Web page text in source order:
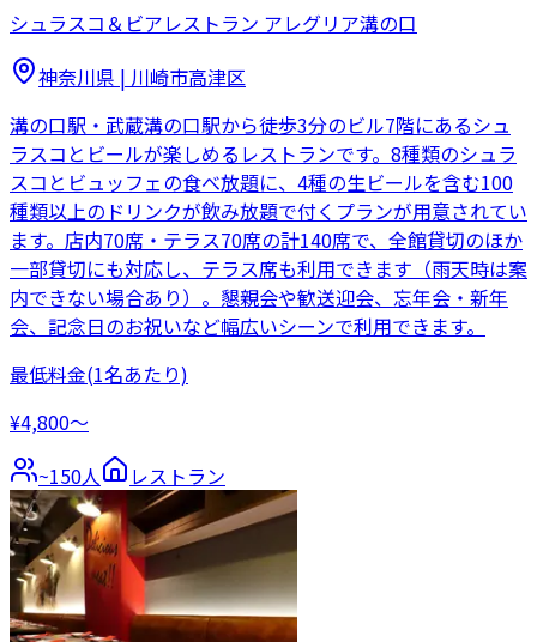
シュラスコ＆ビアレストラン アレグリア溝の口
神奈川県 | 川崎市高津区
溝の口駅・武蔵溝の口駅から徒歩3分のビル7階にあるシュ
ラスコとビールが楽しめるレストランです。8種類のシュラ
スコとビュッフェの食べ放題に、4種の生ビールを含む100
種類以上のドリンクが飲み放題で付くプランが用意されてい
ます。店内70席・テラス70席の計140席で、全館貸切のほか
一部貸切にも対応し、テラス席も利用できます（雨天時は案
内できない場合あり）。懇親会や歓送迎会、忘年会・新年
会、記念日のお祝いなど幅広いシーンで利用できます。
最低料金(1名あたり)
¥4,800〜
~150人 レストラン